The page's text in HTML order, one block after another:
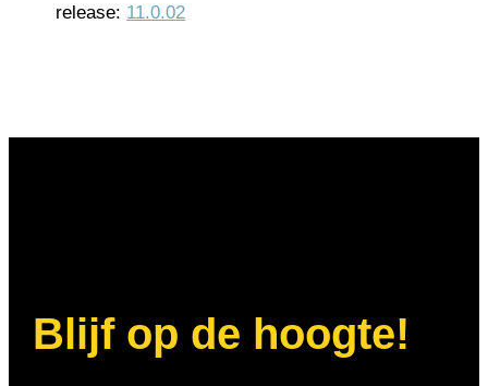
release: 11.0.02
Blijf op de hoogte!